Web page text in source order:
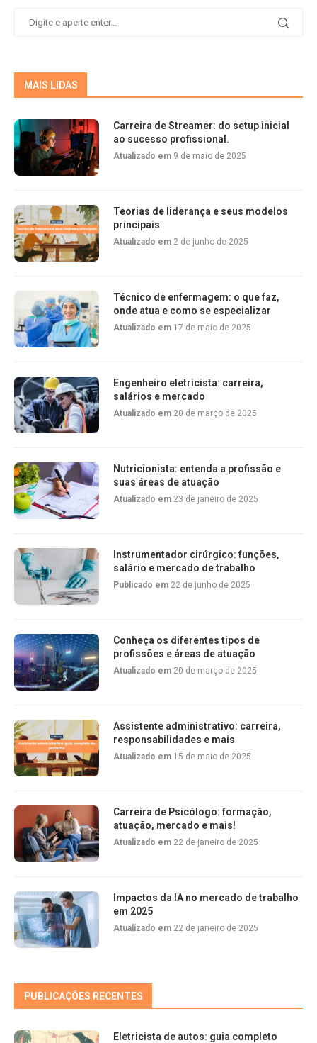
MAIS LIDAS
Carreira de Streamer: do setup inicial
ao sucesso profissional.
Atualizado em 9 de maio de 2025
Teorias de liderança e seus modelos
principais
Atualizado em 2 de junho de 2025
Técnico de enfermagem: o que faz,
onde atua e como se especializar
Atualizado em 17 de maio de 2025
Engenheiro eletricista: carreira,
salários e mercado
Atualizado em 20 de março de 2025
Nutricionista: entenda a profissão e
suas áreas de atuação
Atualizado em 23 de janeiro de 2025
Instrumentador cirúrgico: funções,
salário e mercado de trabalho
Publicado em 22 de junho de 2025
Conheça os diferentes tipos de
profissões e áreas de atuação
Atualizado em 20 de março de 2025
Assistente administrativo: carreira,
responsabilidades e mais
Atualizado em 15 de maio de 2025
Carreira de Psicólogo: formação,
atuação, mercado e mais!
Atualizado em 22 de janeiro de 2025
Impactos da IA no mercado de trabalho
em 2025
Atualizado em 22 de janeiro de 2025
PUBLICAÇÕES RECENTES
Eletricista de autos: guia completo